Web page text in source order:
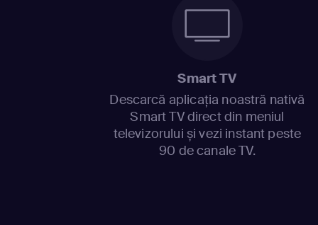
Smart TV
Descarcă aplicația noastră nativă
Smart TV direct din meniul
televizorului și vezi instant peste
90 de canale TV.